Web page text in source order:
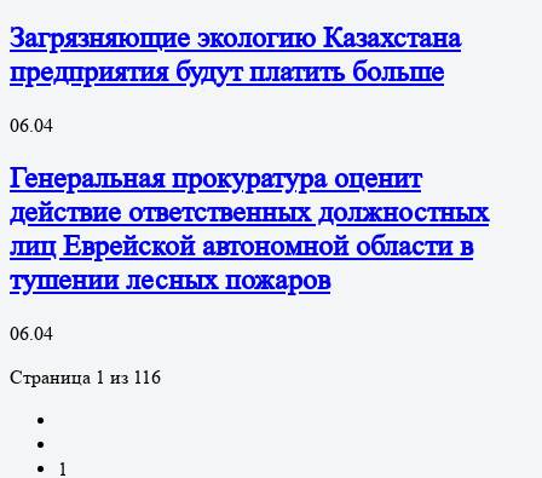
Загрязняющие экологию Казахстана
предприятия будут платить больше
06.04
Генеральная прокуратура оценит
действие ответственных должностных
лиц Еврейской автономной области в
тушении лесных пожаров
06.04
Страница 1 из 116
1